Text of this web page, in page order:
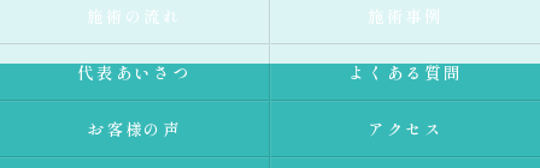
施術の流れ 施術事例
代表あいさつ よくある質問
お客様の声 アクセス